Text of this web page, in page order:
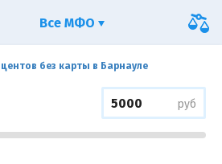
без карты в Барнауле
руб
Все МФО